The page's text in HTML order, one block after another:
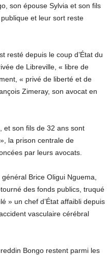
son épouse Sylvia et son fils
et leur sort reste
resté depuis le coup d’État du
de Libreville, « libre de
« privé de liberté et de
Zimeray, son avocat en
et son fils de 32 ans sont
la prison centrale de
par leurs avocats.
Brice Oligui Nguema,
des fonds publics, truqué
» un chef d’État affaibli depuis
vasculaire cérébral
Bongo restent parmi les